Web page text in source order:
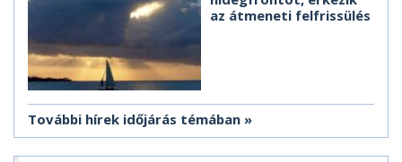
az átmeneti felfrissülés
További hírek időjárás témában